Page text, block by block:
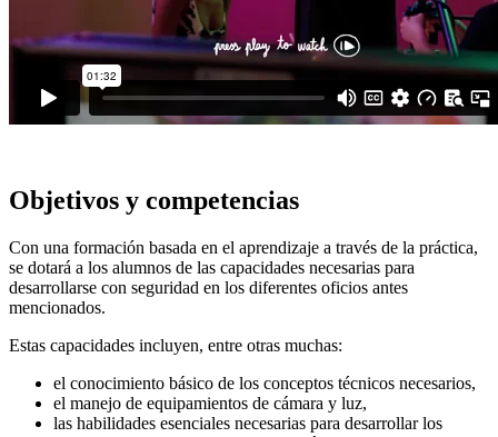
Objetivos y competencias
Con una formación basada en el aprendizaje a través de la práctica,
se dotará a los alumnos de las capacidades necesarias para
desarrollarse con seguridad en los diferentes oficios antes
mencionados.
Estas capacidades incluyen, entre otras muchas:
el conocimiento básico de los conceptos técnicos necesarios,
el manejo de equipamientos de cámara y luz,
las habilidades esenciales necesarias para desarrollar los